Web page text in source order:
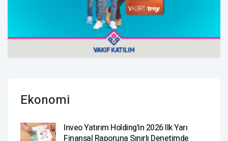
Ekonomi
Inveo Yatırım Holding'in 2026 Ilk Yarı
Finansal Raporuna Sınırlı Denetimde